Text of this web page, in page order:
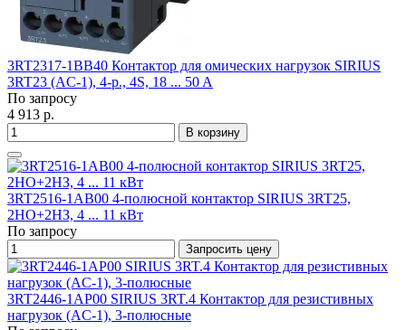
3RT2317-1BB40 Контактор для омических нагрузок SIRIUS
3RT23 (AC-1), 4-p., 4S, 18 ... 50 A
По запросу
4 913 р.
В корзину
3RT2516-1AB00 4-полюсной контактор SIRIUS 3RT25,
2НО+2НЗ, 4 ... 11 кВт
По запросу
Запросить цену
3RT2446-1AP00 SIRIUS 3RT.4 Контактор для резистивных
нагрузок (AC-1), 3-полюсные